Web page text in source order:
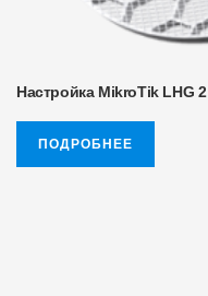
Настройка MikroTik LHG 2
ПОДРОБНЕЕ